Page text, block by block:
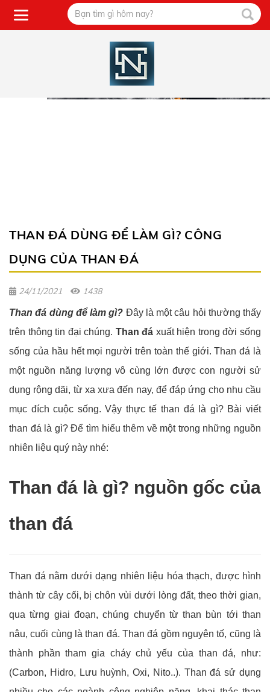
THAN ĐÁ DÙNG ĐỂ LÀM GÌ? CÔNG
DỤNG CỦA THAN ĐÁ
24/11/2021 1438
Than đá dùng để làm gì? Đây là một câu hỏi thường thấy
trên thông tin đại chúng. Than đá xuất hiện trong đời sống
sống của hầu hết mọi người trên toàn thế giới. Than đá là
một nguồn năng lượng vô cùng lớn được con người sử
dụng rộng dãi, từ xa xưa đến nay, để đáp ứng cho nhu cầu
mục đích cuộc sống. Vậy thực tế than đá là gì? Bài viết
than đá là gì? Để tìm hiểu thêm về một trong những nguồn
nhiên liệu quý này nhé:
Than đá là gì? nguồn gốc của
than đá
Than đá nằm dưới dạng nhiên liệu hóa thạch, được hình
thành từ cây cối, bị chôn vùi dưới lòng đất, theo thời gian,
qua từng giai đoạn, chúng chuyển từ than bùn tới than
nâu, cuối cùng là than đá. Than đá gồm nguyên tố, cũng là
thành phần tham gia cháy chủ yếu của than đá, như:
(Carbon, Hidro, Lưu huỳnh, Oxi, Nito..). Than đá sử dụng